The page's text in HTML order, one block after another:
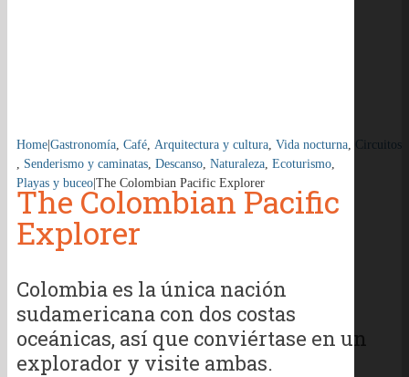
Home|Gastronomía Café Arquitectura y cultura Vida nocturna Circuitos
Senderismo y caminatas Descanso Naturaleza Ecoturismo
Playas y buceo|The Colombian Pacific Explorer
The Colombian Pacific
Explorer
Colombia es la única nación
sudamericana con dos costas
oceánicas, así que conviértase en un
explorador y visite ambas.